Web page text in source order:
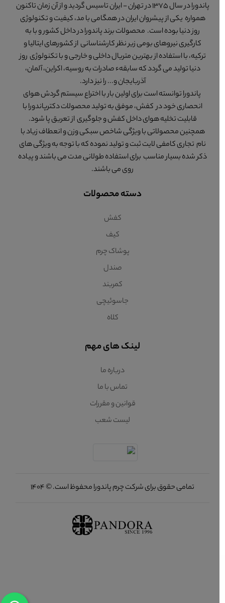
پاندورا در سال 1375 در تهران - ایران تاسیس گردید و از آن زمان تاکنون
همواره یکی از پیشروان ایران در همگامی با مد، کیفیت و تکنولوژی
روز دنیا بوده است. محصولات برند پاندورا در داخل کشور و با به
کارگیری نیروهای بومی زیر نظر کارشناسانی از کشورهای ایتالیا و
ترکیه، با استفاده از بهترین متریال داخلی و خارجی و با تکنولوژی روز
دنیا تولید می گردد که سابقهء صادرات به روسیه، اکراین، آلمان،
آذربایجان و... را نیز دارد.
پاندورا توانسته است برای اولین بار با اختراع سیستم گردش هوای
انحصاری خود در کفش، موفق به تولید محصولات دکترپاندورا با
قابلیت تخلیه هوای داخل کفش و جلوگیری از تعریق پا شود.
همچنین محصولاتی با ویژگی شاخص سبکی وزن و انعطاف زیاد با
نام تجاری کامفی لایت ثبت و تولید نموده که با توجه به ویژگی های
ذکر شده بسیار مناسب برای استفاده طولانی مدت می باشند و پیاده
روی می باشند.
دسته محصولات
کفش
کیف
پوشاک چرم
صندل
کمربند
جاسوئیچی
کلاه
لینک های مهم
درباره ما
تماس با ما
قوانین و مقررات
لیست شعب
تمامی حقوق برای شرکت چرم پاندورا محفوظ است. © 1404